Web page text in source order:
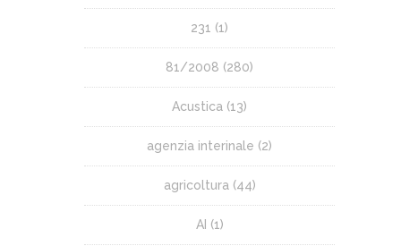
231 (1)
81/2008 (280)
Acustica (13)
agenzia interinale (2)
agricoltura (44)
AI (1)